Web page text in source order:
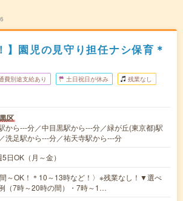
】園児の見守り担任ナシ保育＊
費別途支給あり 土日祝日が休み 残業なし
区
から---分／中目黒駅から---分／緑が丘(東京都)駅
洗足駅から---分／祐天寺駅から---分
日OK（月～金）
間～OK！＊10～13時など！〉※残業なし！▼選べ
（7時～20時の間）・7時～1…